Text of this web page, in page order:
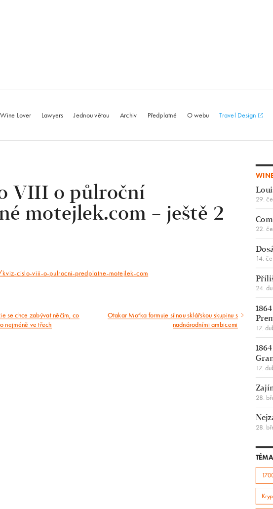
Wine Lover Lawyers Jednou větou Archiv Předplatné O webu Travel Design
VIII o půlroční
motejlek.com – ještě 2
cislo-viii-o-pulrocni-predplatne-motejlek-com
se chce zabývat něčím, co
nejméně ve třech
Následující
Otakar Moťka formuje silnou sklářskou skupinu s
nadnárodními ambicemi
29.
22.
14.
24.
17.
17.
28.
28.